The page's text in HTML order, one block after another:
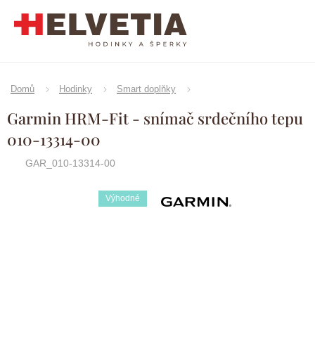
Domů Hodinky Smart doplňky
Garmin HRM-Fit - snímač srdečního tepu
010-13314-00
GAR_010-13314-00
Výhodné Značka:Garmin